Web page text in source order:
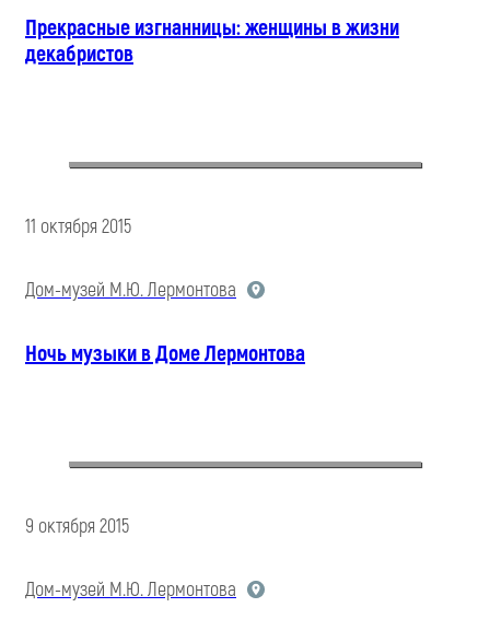
Прекрасные изгнанницы: женщины в жизни
декабристов
11 октября 2015
Дом-музей М.Ю. Лермонтова
Ночь музыки в Доме Лермонтова
9 октября 2015
Дом-музей М.Ю. Лермонтова